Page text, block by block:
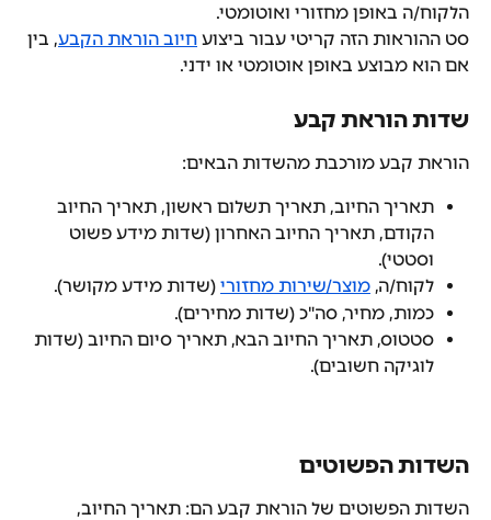
הלקוח/ה באופן מחזורי ואוטומטי.
סט ההוראות הזה קריטי עבור ביצוע חיוב הוראת הקבע, בין
אם הוא מבוצע באופן אוטומטי או ידני.
שדות הוראת קבע
הוראת קבע מורכבת מהשדות הבאים:
תאריך החיוב, תאריך תשלום ראשון, תאריך החיוב
הקודם, תאריך החיוב האחרון (שדות מידע פשוט
וסטטי).
לקוח/ה, מוצר/שירות מחזורי (שדות מידע מקושר).
כמות, מחיר, סה"כ (שדות מחירים).
סטטוס, תאריך החיוב הבא, תאריך סיום החיוב (שדות
לוגיקה חשובים).
השדות הפשוטים
השדות הפשוטים של הוראת קבע הם: תאריך החיוב,